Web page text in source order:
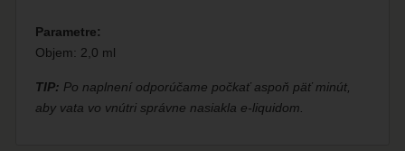
Parametre:
Objem: 2,0 ml
TIP: Po naplnení odporúčame počkať aspoň päť minút,
aby vata vo vnútri správne nasiakla e-liquidom.